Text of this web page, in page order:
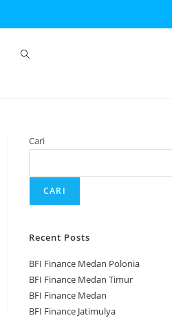
Cari
CARI
Recent Posts
BFI Finance Medan Polonia
BFI Finance Medan Timur
BFI Finance Medan
BFI Finance Jatimulya